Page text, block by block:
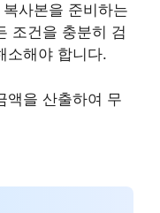
사본을 준비하는
조건을 충분히 검
소해야 합니다.
액을 산출하여 무